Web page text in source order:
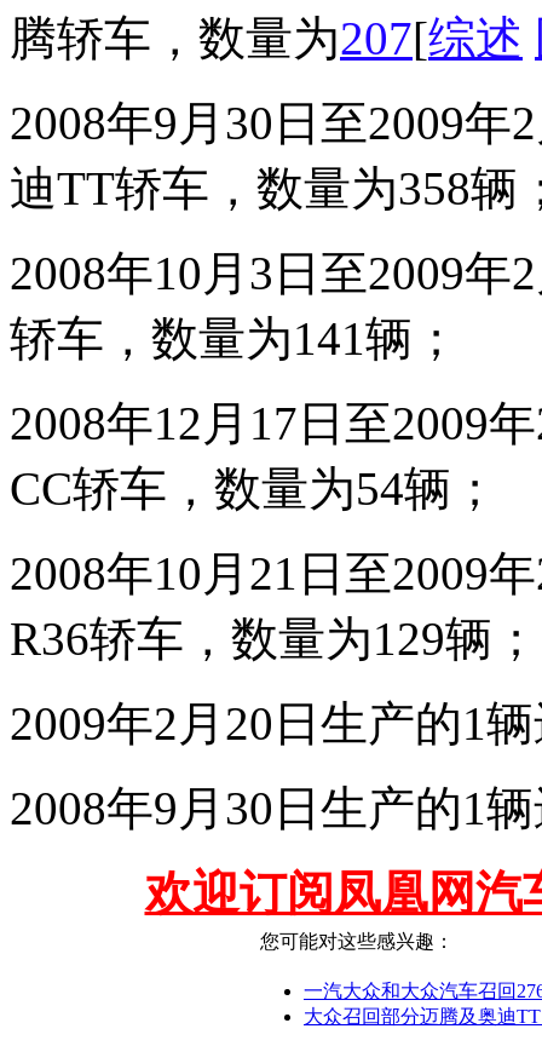
腾轿车，数量为207[综述
2008年9月30日至2009
迪TT轿车，数量为358辆
2008年10月3日至2009年
轿车，数量为141辆；
2008年12月17日至2009
CC轿车，数量为54辆；
2008年10月21日至2009
R36轿车，数量为129辆；
2009年2月20日生产的1
2008年9月30日生产的1
欢迎订阅凤凰网汽
您可能对这些感兴趣：
一汽大众和大众汽车召回
大众召回部分迈腾及奥迪